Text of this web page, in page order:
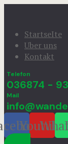
StartseIte
Uber uns
Kontakt
Telefon
036874 -
Mail
Youtube